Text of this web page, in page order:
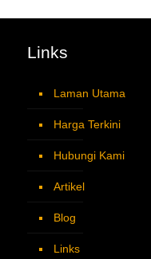
Links
Laman Utama
Harga Terkini
Hubungi Kami
Artikel
Blog
Links